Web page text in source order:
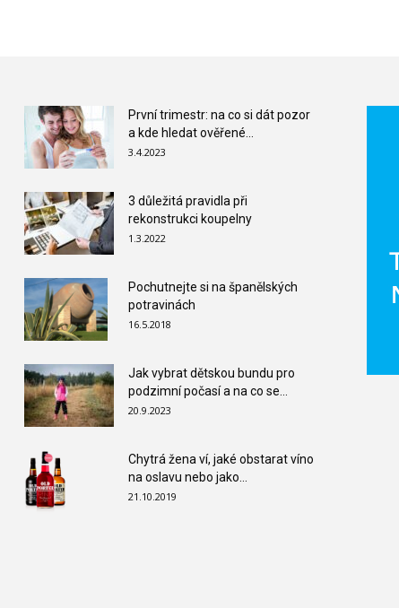
První trimestr: na co si dát pozor
a kde hledat ověřené...
3.4.2023
3 důležitá pravidla při
rekonstrukci koupelny
1.3.2022
Pochutnejte si na španělských
potravinách
16.5.2018
Jak vybrat dětskou bundu pro
podzimní počasí a na co se...
20.9.2023
Chytrá žena ví, jaké obstarat víno
na oslavu nebo jako...
21.10.2019